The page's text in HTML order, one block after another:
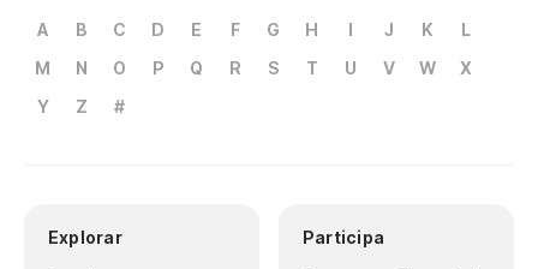
A B C D E F G H I J K
L
M
N O P Q R S T U V W
X
Y
Z #
Explorar Participa